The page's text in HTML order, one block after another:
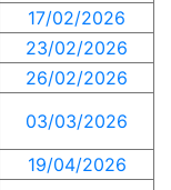
17/02/2026
23/02/2026
26/02/2026
03/03/2026
19/04/2026